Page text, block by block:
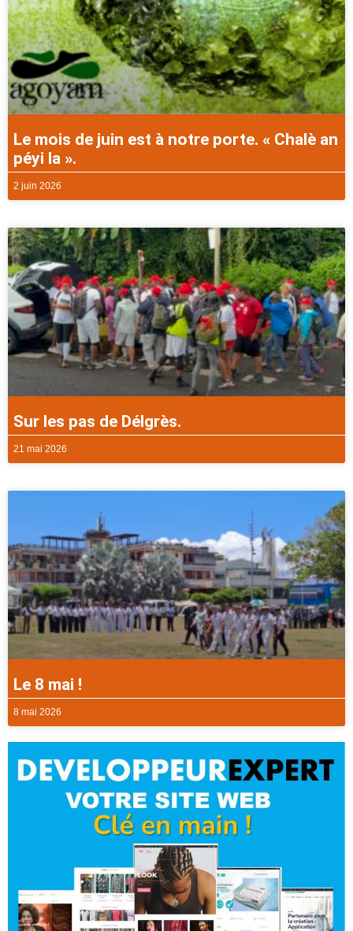
Le mois de juin est à notre porte. « Chalè an
péyi la ».
2 juin 2026
Sur les pas de Délgrès.
21 mai 2026
Le 8 mai !
8 mai 2026